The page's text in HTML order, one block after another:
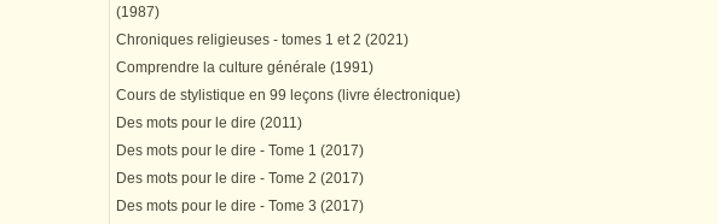
(1987)
Chroniques religieuses - tomes 1 et 2 (2021)
Comprendre la culture générale (1991)
Cours de stylistique en 99 leçons (livre électronique)
Des mots pour le dire (2011)
Des mots pour le dire - Tome 1 (2017)
Des mots pour le dire - Tome 2 (2017)
Des mots pour le dire - Tome 3 (2017)